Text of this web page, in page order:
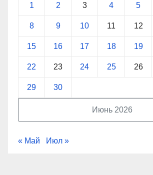
Июнь 2026
1 2 3 4 5
8 9 10 11 12
15 16 17 18 19
22 23 24 25 26
29 30
« Май Июл »